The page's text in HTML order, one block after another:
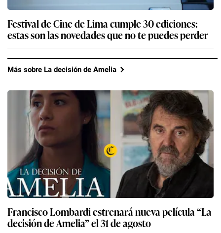
Festival de Cine de Lima cumple 30 ediciones:
estas son las novedades que no te puedes perder
Más sobre La decisión de Amelia
Francisco Lombardi estrenará nueva película “La
decisión de Amelia” el 31 de agosto